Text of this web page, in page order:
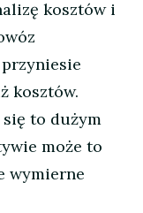
kosztów i
kosztów.
to dużym
może to
wymierne